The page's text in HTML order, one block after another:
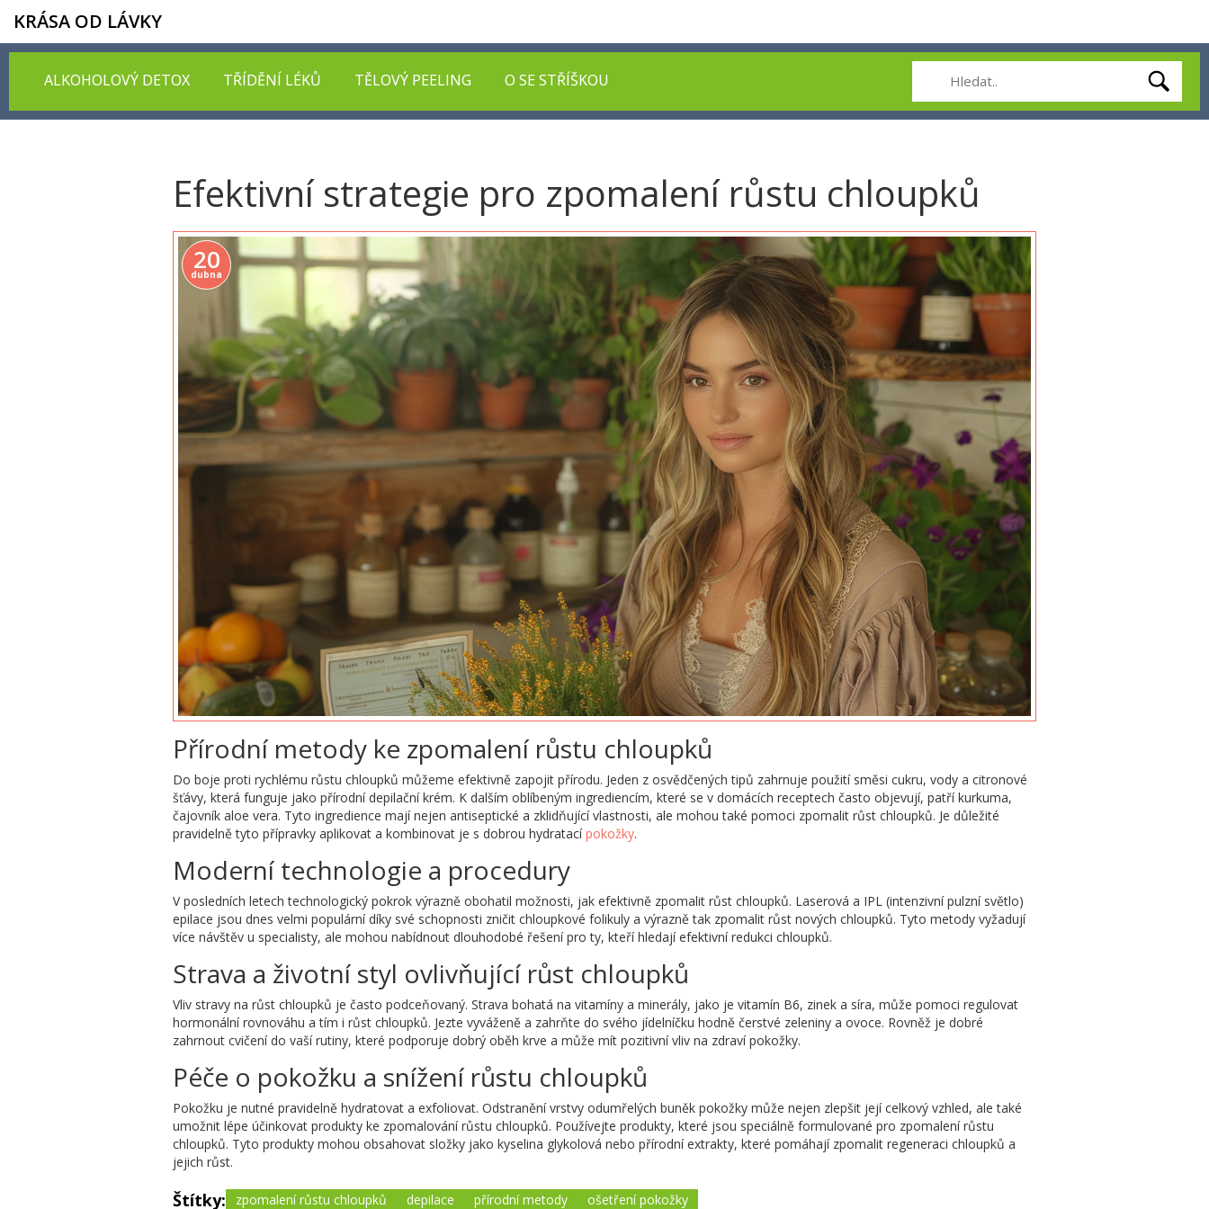
KRÁSA OD LÁVKY
ALKOHOLOVÝ DETOX TŘÍDĚNÍ LÉKŮ TĚLOVÝ PEELING O SE STŘÍŠKOU
Efektivní strategie pro zpomalení růstu chloupků
20
dubna
Přírodní metody ke zpomalení růstu chloupků
Do boje proti rychlému růstu chloupků můžeme efektivně zapojit přírodu. Jeden z osvědčených tipů zahrnuje použití směsi cukru, vody a citronové
šťávy, která funguje jako přírodní depilační krém. K dalším oblíbeným ingrediencím, které se v domácích receptech často objevují, patří kurkuma,
čajovník aloe vera. Tyto ingredience mají nejen antiseptické a zklidňující vlastnosti, ale mohou také pomoci zpomalit růst chloupků. Je důležité
pravidelně tyto přípravky aplikovat a kombinovat je s dobrou hydratacípokožky.
Moderní technologie a procedury
V posledních letech technologický pokrok výrazně obohatil možnosti, jak efektivně zpomalit růst chloupků. Laserová a IPL (intenzivní pulzní světlo)
epilace jsou dnes velmi populární díky své schopnosti zničit chloupkové folikuly a výrazně tak zpomalit růst nových chloupků. Tyto metody vyžadují
více návštěv u specialisty, ale mohou nabídnout dlouhodobé řešení pro ty, kteří hledají efektivní redukci chloupků.
Strava a životní styl ovlivňující růst chloupků
Vliv stravy na růst chloupků je často podceňovaný. Strava bohatá na vitamíny a minerály, jako je vitamín B6, zinek a síra, může pomoci regulovat
hormonální rovnováhu a tím i růst chloupků. Jezte vyváženě a zahrňte do svého jídelníčku hodně čerstvé zeleniny a ovoce. Rovněž je dobré
zahrnout cvičení do vaší rutiny, které podporuje dobrý oběh krve a může mít pozitivní vliv na zdraví pokožky.
Péče o pokožku a snížení růstu chloupků
Pokožku je nutné pravidelně hydratovat a exfoliovat. Odstranění vrstvy odumřelých buněk pokožky může nejen zlepšit její celkový vzhled, ale také
umožnit lépe účinkovat produkty ke zpomalování růstu chloupků. Používejte produkty, které jsou speciálně formulované pro zpomalení růstu
chloupků. Tyto produkty mohou obsahovat složky jako kyselina glykolová nebo přírodní extrakty, které pomáhají zpomalit regeneraci chloupků a
jejich růst.
Štítky: zpomalení růstu chloupků depilace přírodní metody ošetření pokožky